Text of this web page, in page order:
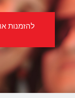
להזמנות